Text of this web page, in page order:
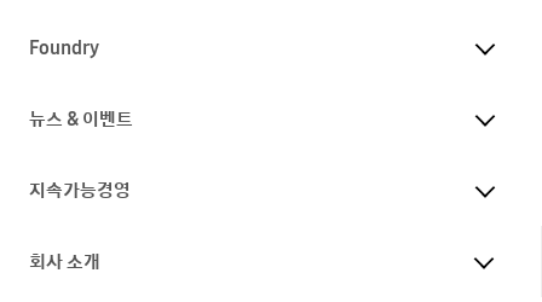
Foundry
뉴스 & 이벤트
지속가능경영
회사 소개